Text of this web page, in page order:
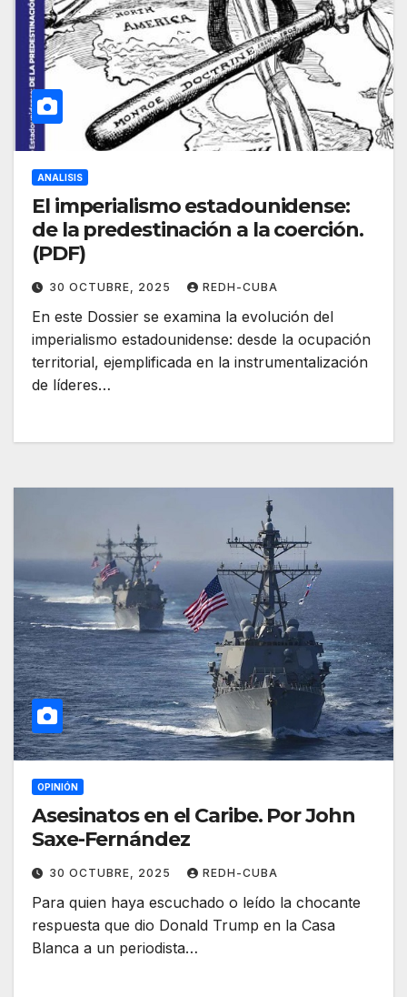
ANALISIS
El imperialismo estadounidense:
de la predestinación a la coerción.
(PDF)
30 OCTUBRE, 2025 REDH-CUBA
En este Dossier se examina la evolución del
imperialismo estadounidense: desde la ocupación
territorial, ejemplificada en la instrumentalización
de líderes…
OPINIÓN
Asesinatos en el Caribe. Por John
Saxe-Fernández
30 OCTUBRE, 2025 REDH-CUBA
Para quien haya escuchado o leído la chocante
respuesta que dio Donald Trump en la Casa
Blanca a un periodista…